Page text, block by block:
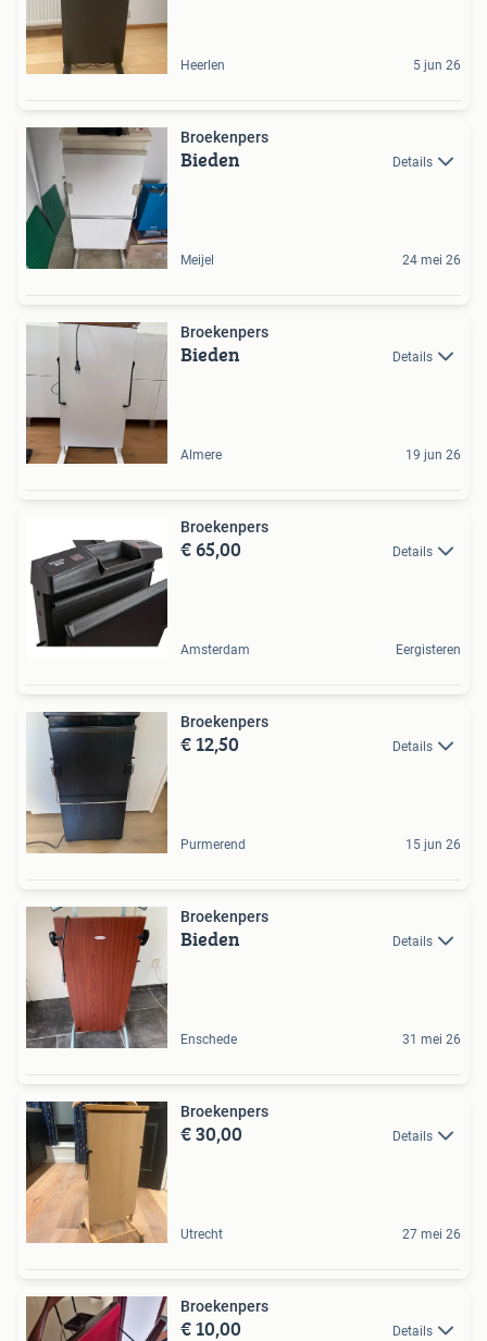
Heerlen 5 jun 26
Broekenpers
Bieden Details
Meijel 24 mei 26
Broekenpers
Bieden Details
Almere 19 jun 26
Broekenpers
€ 65,00 Details
Amsterdam Eergisteren
Broekenpers
€ 12,50 Details
Purmerend 15 jun 26
Broekenpers
Bieden Details
Enschede 31 mei 26
Broekenpers
€ 30,00 Details
Utrecht 27 mei 26
Broekenpers
€ 10,00 Details